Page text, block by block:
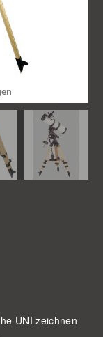
UNI zeichnen